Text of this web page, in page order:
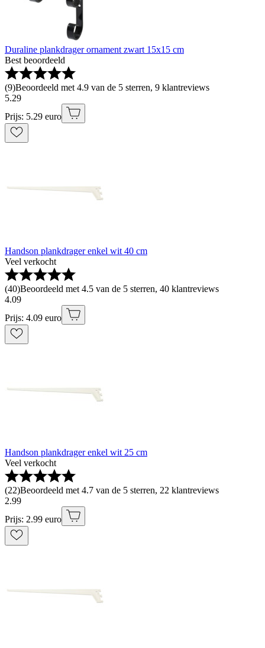
Duraline plankdrager ornament zwart 15x15 cm
Best beoordeeld
(9)Beoordeeld met 4.9 van de 5 sterren, 9 klantreviews
5.29
Prijs: 5.29 euro
Handson plankdrager enkel wit 40 cm
Veel verkocht
(40)Beoordeeld met 4.5 van de 5 sterren, 40 klantreviews
4.09
Prijs: 4.09 euro
Handson plankdrager enkel wit 25 cm
Veel verkocht
(22)Beoordeeld met 4.7 van de 5 sterren, 22 klantreviews
2.99
Prijs: 2.99 euro